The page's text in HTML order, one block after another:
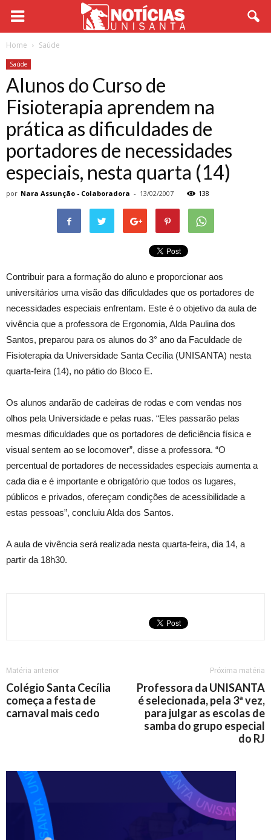
Home Saúde
Saúde
Alunos do Curso de
Fisioterapia aprendem na
prática as dificuldades de
portadores de necessidades
especiais, nesta quarta (14)
por Nara Assunção - Colaboradora - 13/02/2007 138
Contribuir para a formação do aluno e proporcionar aos
universitários uma visão das dificuldades que os portadores de
necessidades especiais enfrentam. Este é o objetivo da aula de
vivência que a professora de Ergonomia, Alda Paulina dos
Santos, preparou para os alunos do 3° ano da Faculdade de
Fisioterapia da Universidade Santa Cecília (UNISANTA) nesta
quarta-feira (14), no pátio do Bloco E.
Os alunos andarão de cadeiras de rodas e com vendas nos
olhos pela Universidade e pelas ruas. “Eles passarão pelas
mesmas dificuldades que os portadores de deficiência física e
visual sentem ao se locomover”, disse a professora. “O
percentual de portadores de necessidades especiais aumenta a
cada dia e é importante e obrigatório que todos os lugares,
públicos e privados, ofereçam condições de acessibilidade a
estas pessoas”, concluiu Alda dos Santos.
A aula de vivência será realizada nesta quarta-feira, dia 14, a
partir da 18h30.
Matéria anterior
Colégio Santa Cecília
começa a festa de
carnaval mais cedo
Próxima matéria
Professora da UNISANTA
é selecionada, pela 3ª vez,
para julgar as escolas de
samba do grupo especial
do RJ